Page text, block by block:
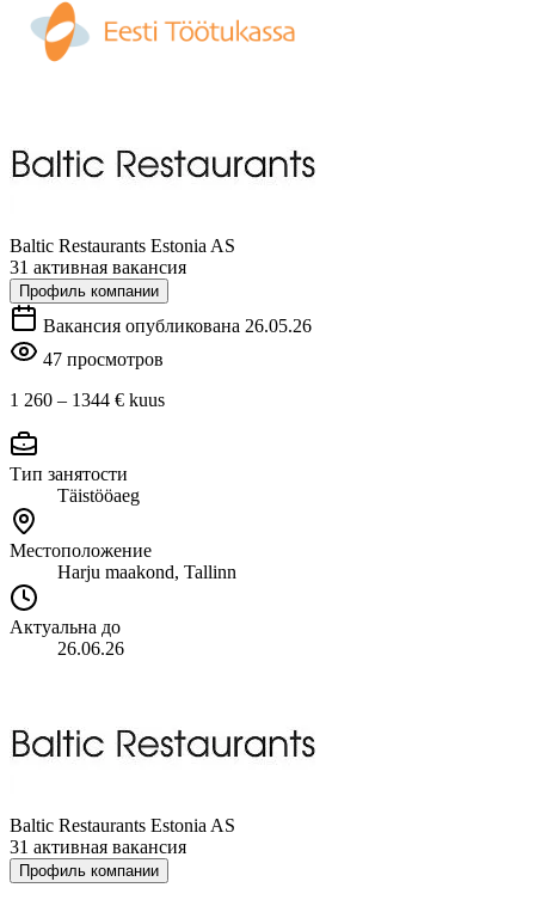
Baltic Restaurants Estonia AS
31 активная вакансия
Профиль компании
Вакансия опубликована 26.05.26
47 просмотров
1 260 – 1344 € kuus
Тип занятости
Täistööaeg
Местоположение
Harju maakond, Tallinn
Актуальна до
26.06.26
Baltic Restaurants Estonia AS
31 активная вакансия
Профиль компании